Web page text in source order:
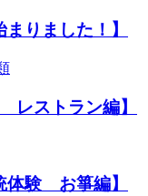
りました！】
レストラン編】
体験 お箏編】